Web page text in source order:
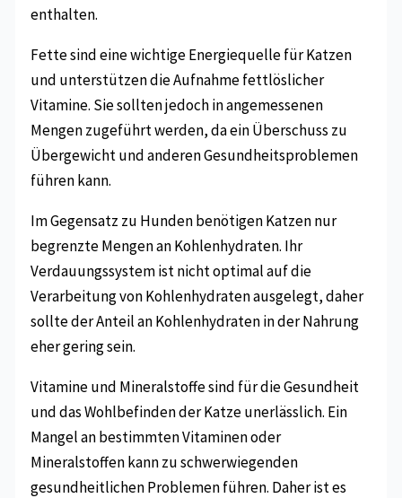
enthalten.
Fette sind eine wichtige Energiequelle für Katzen
und unterstützen die Aufnahme fettlöslicher
Vitamine. Sie sollten jedoch in angemessenen
Mengen zugeführt werden, da ein Überschuss zu
Übergewicht und anderen Gesundheitsproblemen
führen kann.
Im Gegensatz zu Hunden benötigen Katzen nur
begrenzte Mengen an Kohlenhydraten. Ihr
Verdauungssystem ist nicht optimal auf die
Verarbeitung von Kohlenhydraten ausgelegt, daher
sollte der Anteil an Kohlenhydraten in der Nahrung
eher gering sein.
Vitamine und Mineralstoffe sind für die Gesundheit
und das Wohlbefinden der Katze unerlässlich. Ein
Mangel an bestimmten Vitaminen oder
Mineralstoffen kann zu schwerwiegenden
gesundheitlichen Problemen führen. Daher ist es